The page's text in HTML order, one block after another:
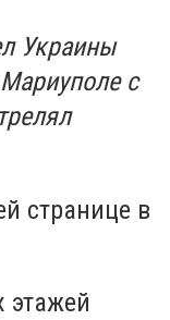
Украины
с
странице в
этажей